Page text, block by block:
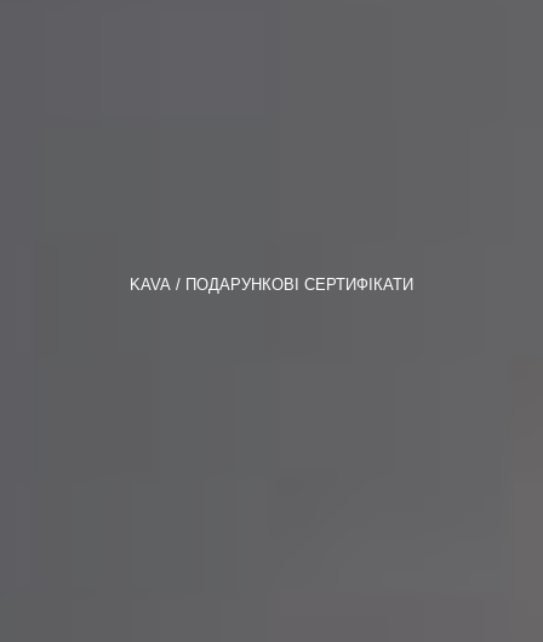
KAVA ПОДАРУНКОВІ СЕРТИФІКАТИ